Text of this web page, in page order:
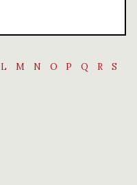
L M N O P Q R
S